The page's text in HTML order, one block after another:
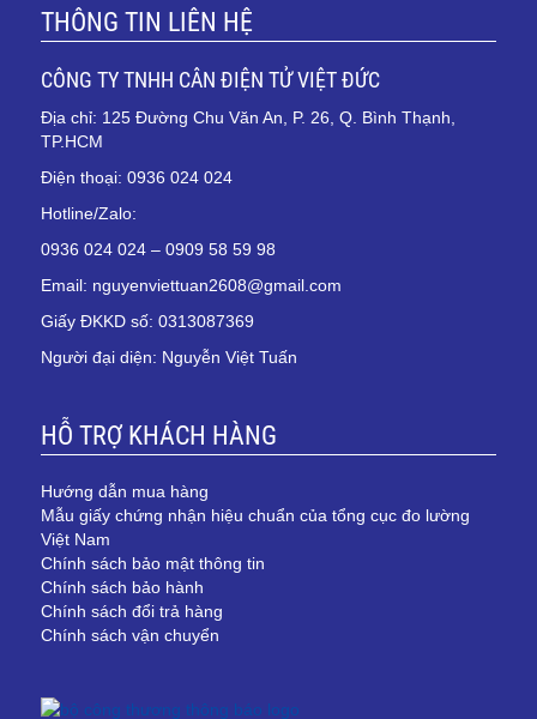
THÔNG TIN LIÊN HỆ
CÔNG TY TNHH CÂN ĐIỆN TỬ VIỆT ĐỨC
Địa chỉ: 125 Đường Chu Văn An, P. 26, Q. Bình Thạnh,
TP.HCM
Điện thoại: 0936 024 024
Hotline/Zalo:
0936 024 024 – 0909 58 59 98
Email: nguyenviettuan2608@gmail.com
Giấy ĐKKD số: 0313087369
Người đại diện: Nguyễn Việt Tuấn
HỖ TRỢ KHÁCH HÀNG
Hướng dẫn mua hàng
Mẫu giấy chứng nhận hiệu chuẩn của tổng cục đo lường
Việt Nam
Chính sách bảo mật thông tin
Chính sách bảo hành
Chính sách đổi trả hàng
Chính sách vận chuyển